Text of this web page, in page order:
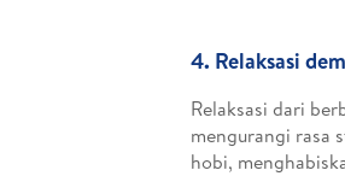
4. Relaksasi
Relaksasi dari
mengurangi rasa
hobi,